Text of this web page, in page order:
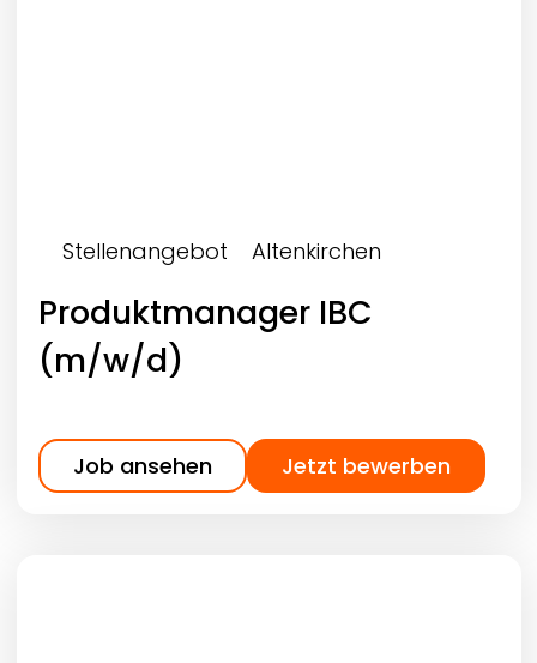
Stellenangebot Altenkirchen
Produktmanager IBC
(m/w/d)
Job ansehen Jetzt bewerben